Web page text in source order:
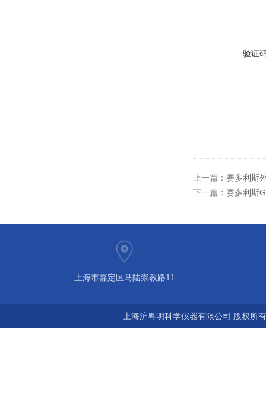
验证
上一篇： 赛多利斯
下一篇： 赛多利斯
上海市嘉定区马陆崇教路11
上海沪粤明科学仪器有限公司 版权所